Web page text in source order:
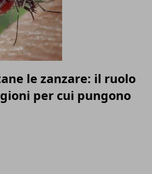
le zanzare: il ruolo
per cui pungono